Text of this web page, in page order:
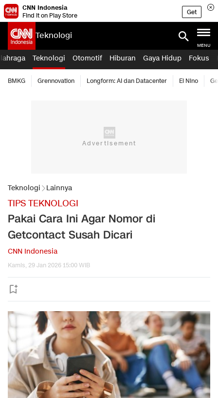
CNN Indonesia
Find it on Play Store
Get
Teknologi
MENU
Teknologi Otomotif Hiburan Gaya Hidup Fokus
BMKG Grennovation Longform: AI dan Datacenter El Nino
Teknologi Lainnya
TIPS TEKNOLOGI
Pakai Cara Ini Agar Nomor di
Getcontact Susah Dicari
CNN Indonesia
Kamis, 29 Jan 2026 15:00 WIB